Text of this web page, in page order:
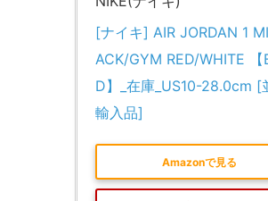
[ナイキ] AIR JORDAN 1
ACK/GYM RED/WHITE 【
D】_在庫_US10-28.0cm [
輸入品]
Amazonで見る